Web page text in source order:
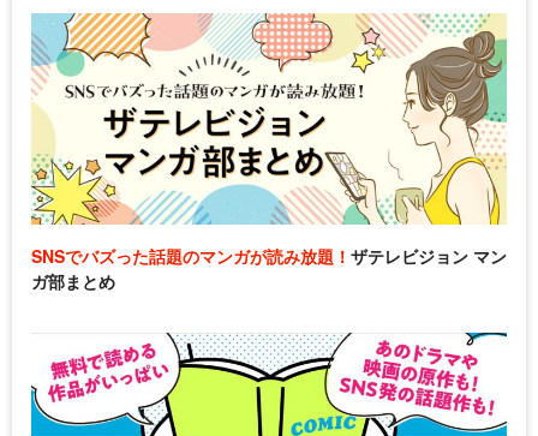
SNSでバズった話題のマンガが読み放題！ ザテレビジョン マン
ガ部まとめ